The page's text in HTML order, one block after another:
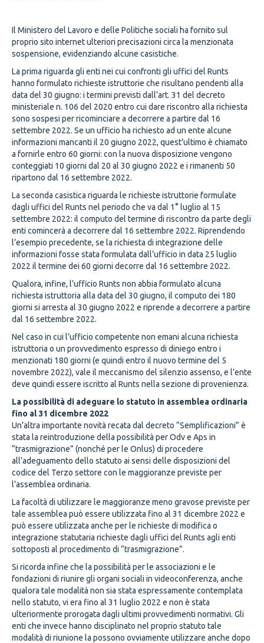
Il Ministero del Lavoro e delle Politiche sociali ha fornito sul
proprio sito internet ulteriori precisazioni circa la menzionata
sospensione, evidenziando alcune casistiche.
La prima riguarda gli enti nei cui confronti gli uffici del Runts
hanno formulato richieste istruttorie che risultano pendenti alla
data del 30 giugno: i termini previsti dall’art. 31 del decreto
ministeriale n. 106 del 2020 entro cui dare riscontro alla richiesta
sono sospesi per ricominciare a decorrere a partire dal 16
settembre 2022. Se un ufficio ha richiesto ad un ente alcune
informazioni mancanti il 20 giugno 2022, quest’ultimo è chiamato
a fornirle entro 60 giorni: con la nuova disposizione vengono
conteggiati 10 giorni dal 20 al 30 giugno 2022 e i rimanenti 50
ripartono dal 16 settembre 2022.
La seconda casistica riguarda le richieste istruttorie formulate
dagli uffici del Runts nel periodo che va dal 1° luglio al 15
settembre 2022: il computo del termine di riscontro da parte degli
enti comincerà a decorrere dal 16 settembre 2022. Riprendendo
l’esempio precedente, se la richiesta di integrazione delle
informazioni fosse stata formulata dall’ufficio in data 25 luglio
2022 il termine dei 60 giorni decorre dal 16 settembre 2022.
Qualora, infine, l’ufficio Runts non abbia formulato alcuna
richiesta istruttoria alla data del 30 giugno, il computo dei 180
giorni si arresta al 30 giugno 2022 e riprende a decorrere a partire
dal 16 settembre 2022.
Nel caso in cui l’ufficio competente non emani alcuna richiesta
istruttoria o un provvedimento espresso di diniego entro i
menzionati 180 giorni (e quindi entro il nuovo termine del 5
novembre 2022), vale il meccanismo del silenzio assenso, e l’ente
deve quindi essere iscritto al Runts nella sezione di provenienza.
La possibilità di adeguare lo statuto in assemblea ordinaria
fino al 31 dicembre 2022
Un’altra importante novità recata dal decreto “Semplificazioni” è
stata la reintroduzione della possibilità per Odv e Aps in
“trasmigrazione” (nonché per le Onlus) di procedere
all’adeguamento dello statuto ai sensi delle disposizioni del
codice del Terzo settore con le maggioranze previste per
l’assemblea ordinaria.
La facoltà di utilizzare le maggioranze meno gravose previste per
tale assemblea può essere utilizzata fino al 31 dicembre 2022 e
può essere utilizzata anche per le richieste di modifica o
integrazione statutaria richieste dagli uffici del Runts agli enti
sottoposti al procedimento di “trasmigrazione”.
Si ricorda infine che la possibilità per le associazioni e le
fondazioni di riunire gli organi sociali in videoconferenza, anche
qualora tale modalità non sia stata espressamente contemplata
nello statuto, vi era fino al 31 luglio 2022 e non è stata
ulteriormente prorogata dagli ultimi provvedimenti normativi. Gli
enti che invece hanno disciplinato nel proprio statuto tale
modalità di riunione la possono ovviamente utilizzare anche dopo